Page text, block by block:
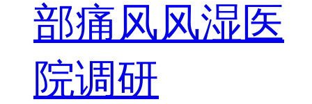
部痛风风湿医
院调研